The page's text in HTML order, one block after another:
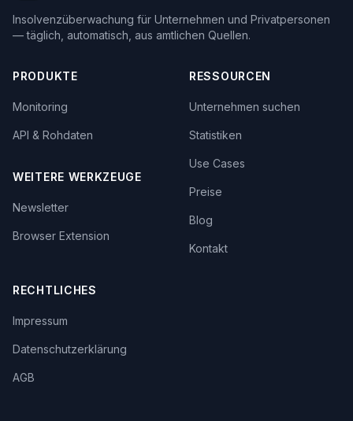
Insolvenzüberwachung für Unternehmen und Privatpersonen
— täglich, automatisch, aus amtlichen Quellen.
PRODUKTE
Monitoring
API & Rohdaten
WEITERE WERKZEUGE
Newsletter
Browser Extension
RESSOURCEN
Unternehmen suchen
Statistiken
Use Cases
Preise
Blog
Kontakt
RECHTLICHES
Impressum
Datenschutzerklärung
AGB